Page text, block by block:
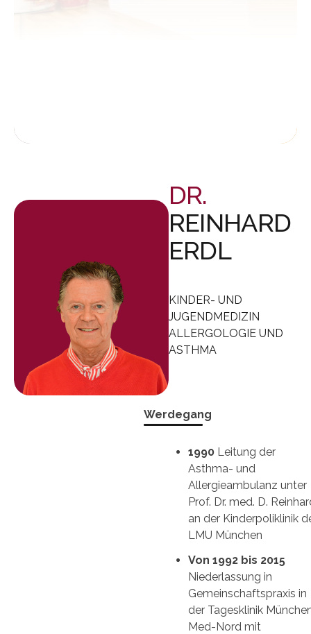
DR.
REINHARD
ERDL
KINDER- UND
JUGENDMEDIZIN
ALLERGOLOGIE UND
ASTHMA
Werdegang
1990 Leitung der
Asthma- und
Allergieambulanz unter
Prof. Dr. med. D.
an der Kinderpoliklinik
LMU München
Von 1992 bis 2015
Niederlassung in
Gemeinschaftspraxis in
der Tagesklinik
Med-Nord mit